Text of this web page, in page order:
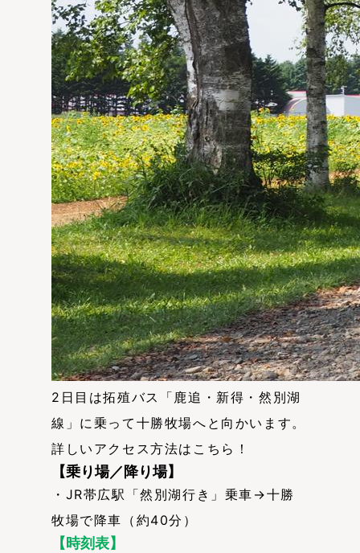
2日目は拓殖バス「鹿追・新得・然別湖
線」に乗って十勝牧場へと向かいます。
詳しいアクセス方法はこちら！
【乗り場／降り場】
・JR帯広駅「然別湖行き」乗車→十勝
牧場で降車（約40分）
【時刻表】